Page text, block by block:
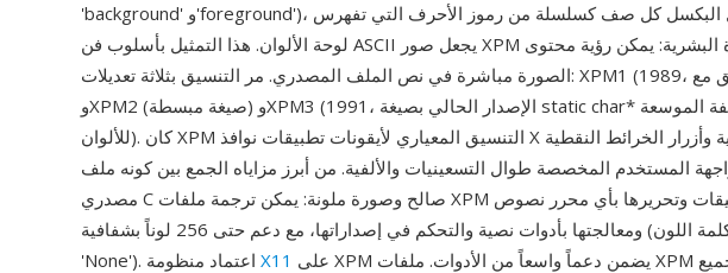
'background' و'foreground')، وترمّز سلاسل البكسل كل صف كسلسلة من رموز الأحرف التي تفهرس
لوحة الألوان. هذا التمثيل بأسلوب فن ASCII يجعل صور XPM قابلة للقراءة البشرية: يمكن رؤية محتوى
الصورة مباشرة في نص الملف المصدري. مر التنسيق بثلاثة تعديلات: XPM1 (1989، متوافق مع X10)
وXPM2 (صيغة مبسطة) وXPM3 (1991، الإصدار الحالي بصيغة static char* والمواصفة الموسعة
للألوان). كان XPM التنسيق المعياري لأيقونات تطبيقات نوافذ X وشاشات البداية وأزرار الخرائط النقطية
المستخدم المخصصة طوال التسعينيات والألفية. من أبرز مزاياه الجمع بين كونه ملف
مصدري C صالح وصورة ملونة: يمكن ترجمة ملفات XPM في التطبيقات وتحريرها بأي محرر نصوص
ومعالجتها بأدوات نصية والتحكم في إصداراتها، مع دعم حتى 256 لوناً بشفافية (باستخدام كلمة اللون
X11